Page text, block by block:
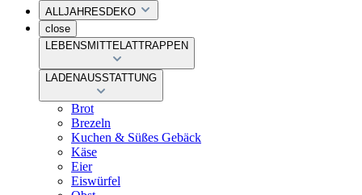
ALLJAHRESDEKO
close
LEBENSMITTELATTRAPPEN
LADENAUSSTATTUNG
Brot
Brezeln
Kuchen & Süßes Gebäck
Käse
Eier
Eiswürfel